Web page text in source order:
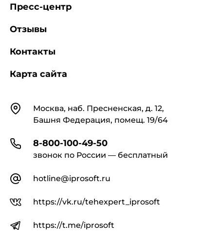
КонтактыМосква, наб. Пресненская, д. 12,
Башня Федерация, помещ. 19/64
8-800-100-49-50
звонок по России — бесплатный
hotline@iprosoft.ru
https://vk.ru/tehexpert_iprosoft
https://t.me/iprosoft
Пресс-центр
Отзывы
Контакты
Карта сайта